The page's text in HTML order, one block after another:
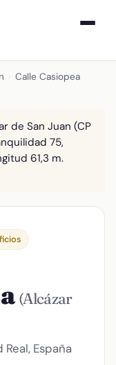
Calle Casiopea
de San Juan (CP
75,
61,3 m.
(Alcázar
España